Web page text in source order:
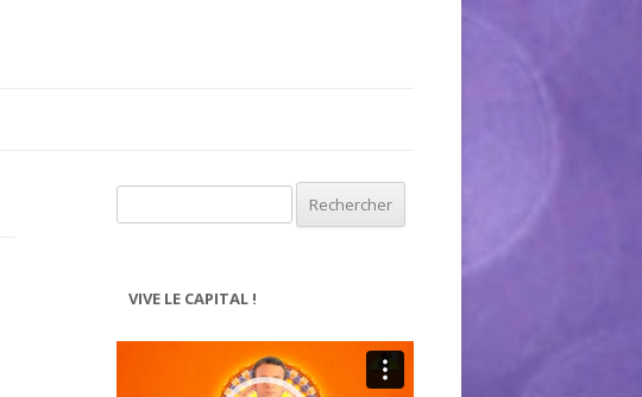
VIVE LE CAPITAL !
Lecteur